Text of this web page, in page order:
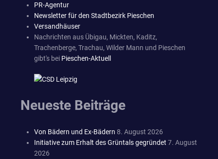
PR-Agentur
Newsletter für den Stadtbezirk Pieschen
Versandhäuser
Nachrichten aus Übigau, Mickten, Kaditz,
Trachenberge, Trachau, Wilder Mann und Pieschen
gibt's bei Pieschen-Aktuell
Neueste Beiträge
Von Bädern und Ex-Bädern 8. August 2026
Initiative zum Erhalt des Grüntals gegründet 7. August
2026